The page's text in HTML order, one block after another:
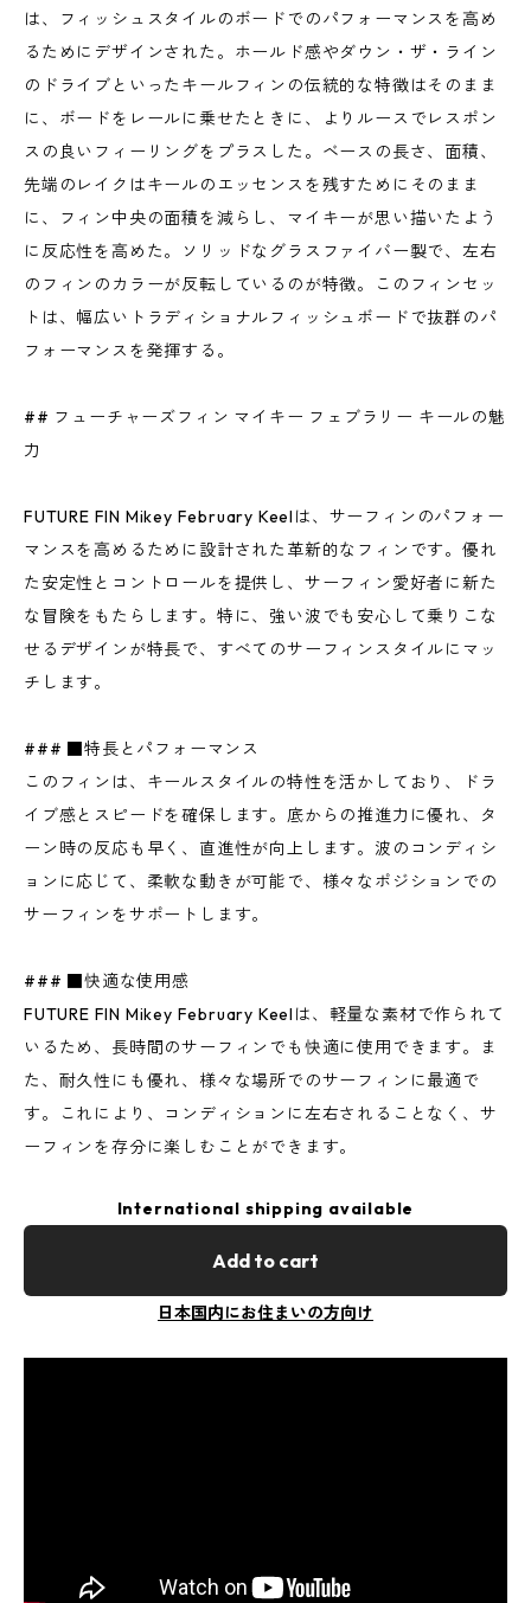
は、フィッシュスタイルのボードでのパフォーマンスを高め
るためにデザインされた。ホールド感やダウン・ザ・ライン
のドライブといったキールフィンの伝統的な特徴はそのまま
に、ボードをレールに乗せたときに、よりルースでレスポン
スの良いフィーリングをプラスした。ベースの長さ、面積、
先端のレイクはキールのエッセンスを残すためにそのまま
に、フィン中央の面積を減らし、マイキーが思い描いたよう
に反応性を高めた。ソリッドなグラスファイバー製で、左右
のフィンのカラーが反転しているのが特徴。このフィンセッ
トは、幅広いトラディショナルフィッシュボードで抜群のパ
フォーマンスを発揮する。
## フューチャーズフィン マイキー フェブラリー キールの魅
力
FUTURE FIN Mikey February Keelは、サーフィンのパフォー
マンスを高めるために設計された革新的なフィンです。優れ
た安定性とコントロールを提供し、サーフィン愛好者に新た
な冒険をもたらします。特に、強い波でも安心して乗りこな
せるデザインが特長で、すべてのサーフィンスタイルにマッ
チします。
### ■特長とパフォーマンス
このフィンは、キールスタイルの特性を活かしており、ドラ
イブ感とスピードを確保します。底からの推進力に優れ、タ
ーン時の反応も早く、直進性が向上します。波のコンディシ
ョンに応じて、柔軟な動きが可能で、様々なポジションでの
サーフィンをサポートします。
### ■快適な使用感
FUTURE FIN Mikey February Keelは、軽量な素材で作られて
いるため、長時間のサーフィンでも快適に使用できます。ま
た、耐久性にも優れ、様々な場所でのサーフィンに最適で
す。これにより、コンディションに左右されることなく、サ
ーフィンを存分に楽しむことができます。
International shipping available
Add to cart
日本国内にお住まいの方向け